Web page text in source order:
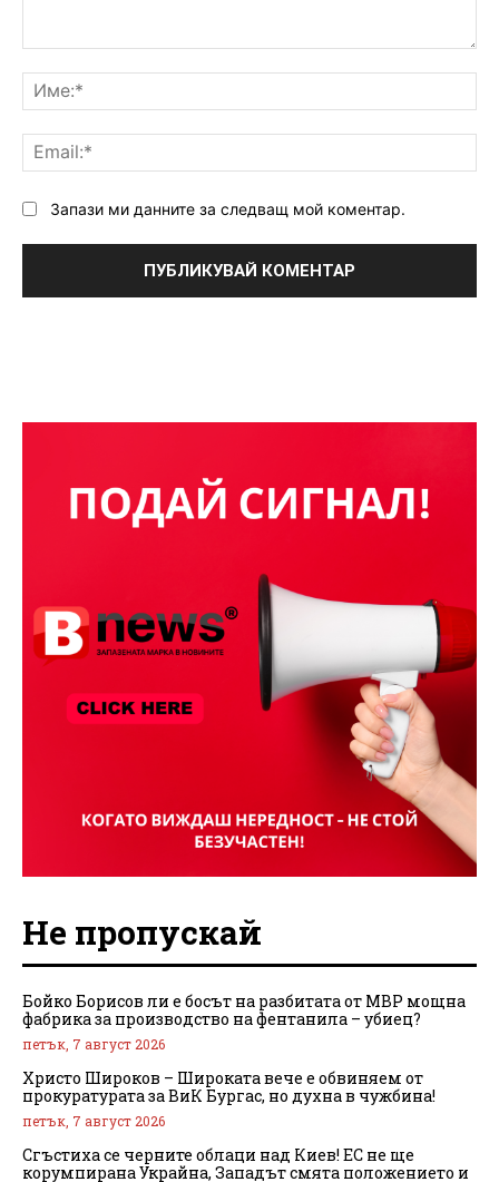
Запази ми данните за следващ мой коментар.
Не пропускай
Бойко Борисов ли е босът на разбитата от МВР мощна
фабрика за производство на фентанила – убиец?
петък, 7 август 2026
Христо Широков – Широката вече е обвиняем от
прокуратурата за ВиК Бургас, но духна в чужбина!
петък, 7 август 2026
Сгъстиха се черните облаци над Киев! ЕС не ще
корумпирана Украйна, Западът смята положението и